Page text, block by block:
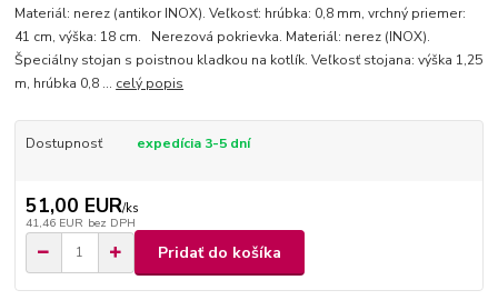
Materiál: nerez (antikor INOX). Veľkosť: hrúbka: 0,8 mm, vrchný priemer:
41 cm, výška: 18 cm. Nerezová pokrievka. Materiál: nerez (INOX).
Špeciálny stojan s poistnou kladkou na kotlík. Veľkosť stojana: výška 1,25
m, hrúbka 0,8 ... celý popis
Dostupnosť expedícia 3-5 dní
51,00 EUR/ks
41,46 EUR bez DPH
Pridať do košíka